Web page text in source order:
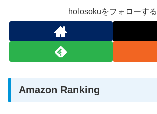
holosokuをフォローする
Amazon Ranking